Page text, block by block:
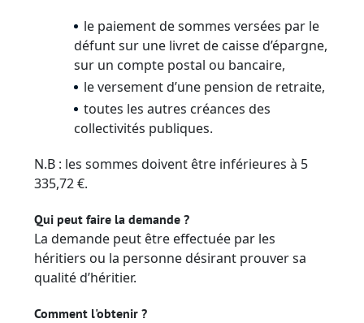
le paiement de sommes versées par le
défunt sur une livret de caisse d’épargne,
sur un compte postal ou bancaire,
le versement d’une pension de retraite,
toutes les autres créances des
collectivités publiques.
N.B : les sommes doivent être inférieures à 5
335,72 €.
Qui peut faire la demande ?
La demande peut être effectuée par les
héritiers ou la personne désirant prouver sa
qualité d’héritier.
Comment l'obtenir ?